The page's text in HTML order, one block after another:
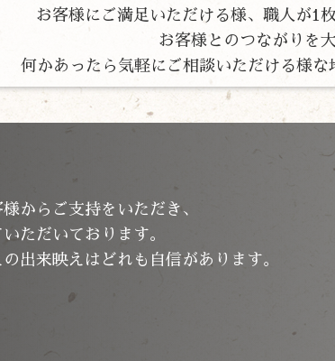
お客様にご満足いただける様、職人が1
お客様とのつながりを大
何かあったら気軽にご相談いただける様な
からご支持をいただき、
ただいております。
出来映えはどれも自信があります。